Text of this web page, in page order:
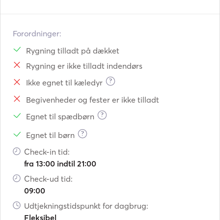
Forordninger:
Rygning tilladt på dækket
Rygning er ikke tilladt indendørs
Ikke egnet til kæledyr
?
Begivenheder og fester er ikke tilladt
Egnet til spædbørn
?
Egnet til børn ?
Check-in tid:
fra 13:00 indtil 21:00
Check-ud tid:
09:00
Udtjekningstidspunkt for dagbrug:
Fleksibel